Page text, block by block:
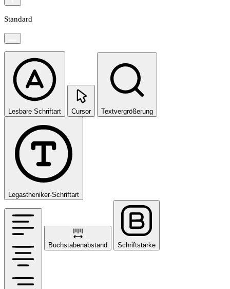
Standard
Lesbare Schriftart Cursor Textvergrößerung
Legastheniker-Schriftart
Buchstabenabstand Schriftstärke